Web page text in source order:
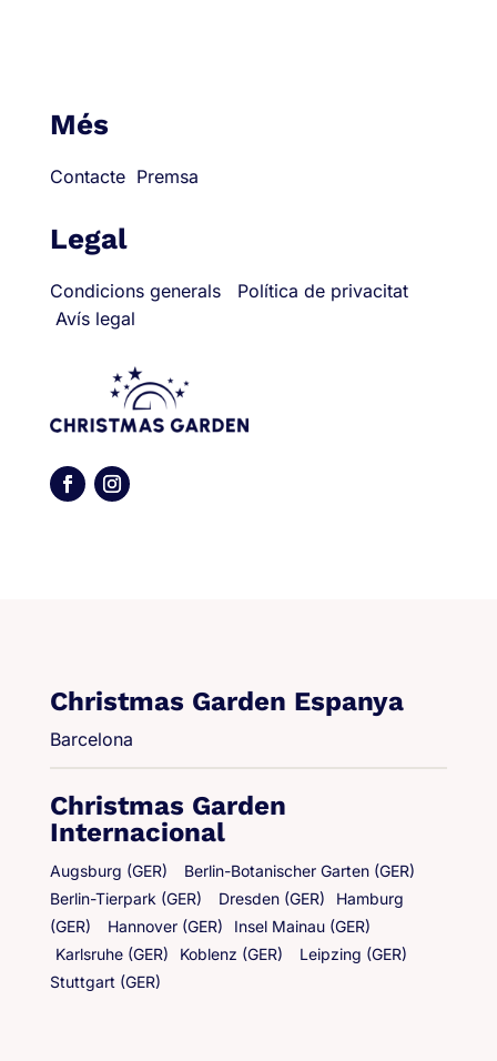
Més
Contacte Premsa
Legal
Condicions generals
Política de privacitat
Avís legal
Christmas Garden Espanya
Barcelona
Christmas Garden
Internacional
Augsburg (GER)
Berlin-Botanischer Garten (GER)
Berlin-Tierpark (GER)
Dresden (GER)
Hamburg
(GER)
Hannover (GER)
Insel Mainau (GER)
Karlsruhe (GER)
Koblenz (GER)
Leipzing (GER)
Stuttgart (GER)